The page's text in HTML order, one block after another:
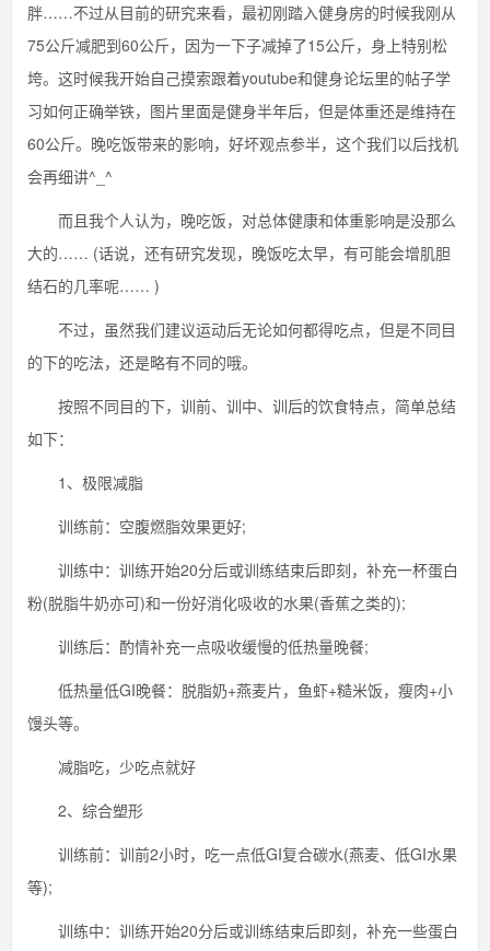
胖……不过从目前的研究来看，最初刚踏入健身房的时候我刚从
75公斤减肥到60公斤，因为一下子减掉了15公斤，身上特别松
垮。这时候我开始自己摸索跟着youtube和健身论坛里的帖子学
习如何正确举铁，图片里面是健身半年后，但是体重还是维持在
60公斤。晚吃饭带来的影响，好坏观点参半，这个我们以后找机
会再细讲^_^
而且我个人认为，晚吃饭，对总体健康和体重影响是没那么
大的…… (话说，还有研究发现，晚饭吃太早，有可能会增肌胆
结石的几率呢…… )
不过，虽然我们建议运动后无论如何都得吃点，但是不同目
的下的吃法，还是略有不同的哦。
按照不同目的下，训前、训中、训后的饮食特点，简单总结
如下：
1、极限减脂
训练前：空腹燃脂效果更好;
训练中：训练开始20分后或训练结束后即刻，补充一杯蛋白
粉(脱脂牛奶亦可)和一份好消化吸收的水果(香蕉之类的);
训练后：酌情补充一点吸收缓慢的低热量晚餐;
低热量低GI晚餐：脱脂奶+燕麦片，鱼虾+糙米饭，瘦肉+小
馒头等。
减脂吃，少吃点就好
2、综合塑形
训练前：训前2小时，吃一点低GI复合碳水(燕麦、低GI水果
等);
训练中：训练开始20分后或训练结束后即刻，补充一些蛋白